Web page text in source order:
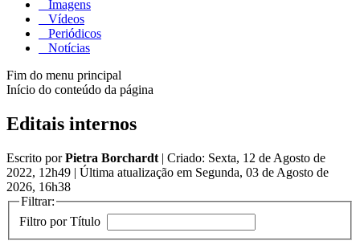
Imagens
Vídeos
Periódicos
Notícias
Fim do menu principal
Início do conteúdo da página
Editais internos
Escrito porPietra Borchardt | Criado: Sexta, 12 de Agosto de
2022, 12h49 | Última atualização em Segunda, 03 de Agosto de
2026, 16h38
Filtrar:
Filtro por Título